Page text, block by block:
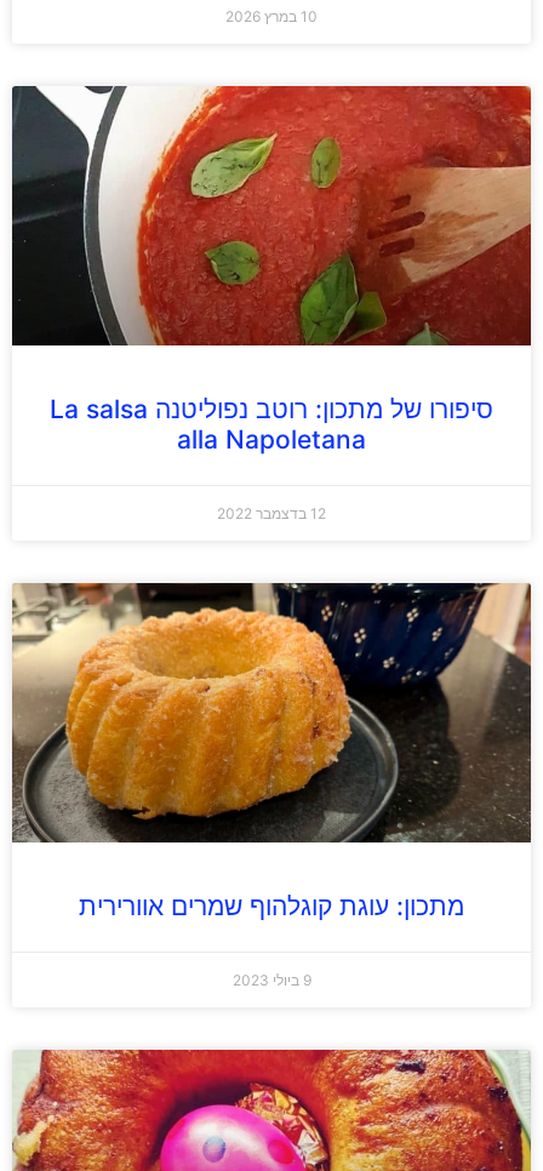
10 במרץ 2026
סיפורו של מתכון: רוטב נפוליטנה La salsa
alla Napoletana
12 בדצמבר 2022
מתכון: עוגת קוגלהוף שמרים אוורירית
9 ביולי 2023